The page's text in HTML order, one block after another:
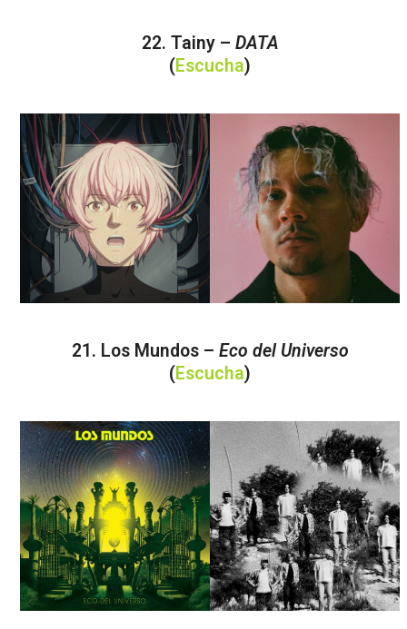
22. Tainy – DATA
(Escucha)
21. Los Mundos – Eco del Universo
(Escucha)